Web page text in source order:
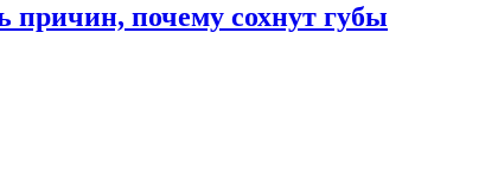
причин, почему сохнут губы